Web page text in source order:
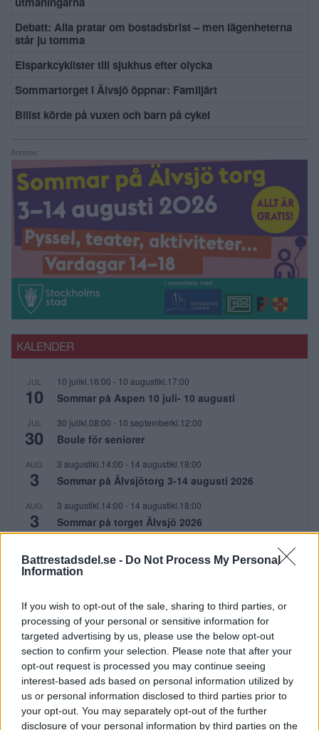
Battrestadsdel.se - Do Not Process My Personal
Information
If you wish to opt-out of the sale, sharing to third parties, or
processing of your personal or sensitive information for
targeted advertising by us, please use the below opt-out
section to confirm your selection. Please note that after your
opt-out request is processed you may continue seeing
interest-based ads based on personal information utilized by
us or personal information disclosed to third parties prior to
your opt-out. You may separately opt-out of the further
disclosure of your personal information by third parties on the
Debatt: Alla pratar om bostadsbrist – men lägenheterna
står ju tomma
Elsparkcyklister till sjukhus efter olycka
Sommartorget i Älvsjö öppnar: Familjärt
Bilist körde på vuxen och barn på cykel
Annons:
KALENDER
JUL
10
10 julikl.16:00 - 10 augustikl.17:00
Sommar på Aspen 10 juli- 10 augusti
JUL
30
30 julikl.08:00 - 10 septemberkl.12:00
Boule för seniorer
AUG
3
3 augustikl.14:00 - 14 augustikl.18:00
Sommar på Älvsjötorg 3-14 augusti 2026
AUG
3
3 augustikl.14:00 - 14 augustikl.18:00
Sommar på torget Älvsjö 2026
6 Carrie the musical
PRENUMERERA
Få dina lokala nyheter i mejlen!
E-postadress